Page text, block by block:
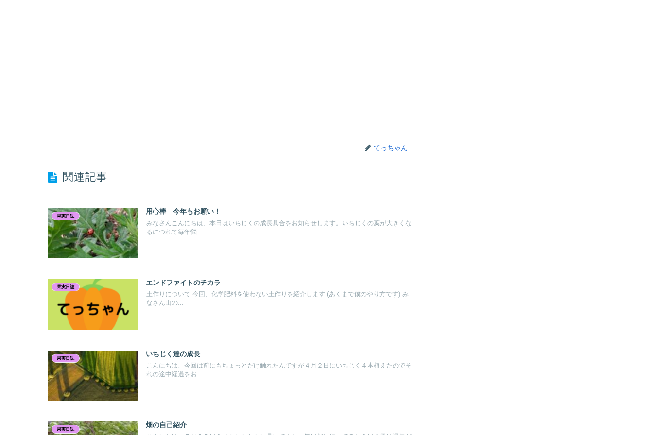
てっちゃん
関連記事
果実日誌
用心棒 今年もお願い！
みなさんこんにちは、本日はいちじくの成長具合をお知らせします。いちじくの葉が大きくな
るにつれて毎年悩...
果実日誌
エンドファイトのチカラ
土作りについて 今回、化学肥料を使わない土作りを紹介します (あくまで僕のやり方です) み
なさん山の...
果実日誌
いちじく達の成長
こんにちは、今回は前にもちょっとだけ触れたんですが４月２日にいちじく４本植えたのでそ
れの途中経過をお...
果実日誌
畑の自己紹介